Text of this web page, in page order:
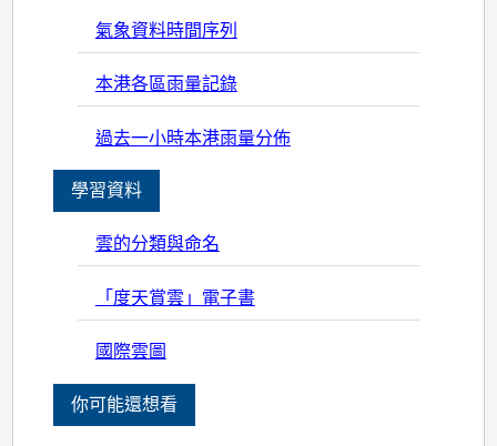
氣象資料時間序列
本港各區雨量記錄
過去一小時本港雨量分佈
學習資料
雲的分類與命名
「度天賞雲」電子書
國際雲圖
你可能還想看